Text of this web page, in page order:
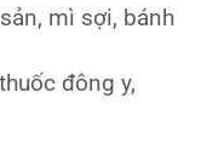
mì sợi, bánh
đông y,